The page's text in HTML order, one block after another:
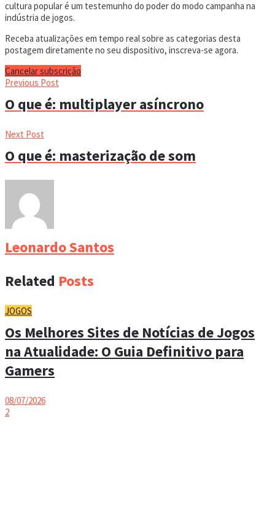
cultura popular é um testemunho do poder do modo campanha na
indústria de jogos.
Receba atualizações em tempo real sobre as categorias desta
postagem diretamente no seu dispositivo, inscreva-se agora.
Cancelar subscrição
Previous Post
O que é: multiplayer asíncrono
Next Post
O que é: masterização de som
Leonardo Santos
Related Posts
JOGOS
Os Melhores Sites de Notícias de Jogos
na Atualidade: O Guia Definitivo para
Gamers
08/07/2026
2